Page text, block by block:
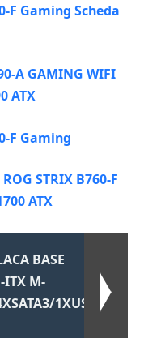
F Gaming Scheda
A GAMING WIFI
ATX
F Gaming
STRIX B760-F
ATX
BASE
ITX M-
1XUSB